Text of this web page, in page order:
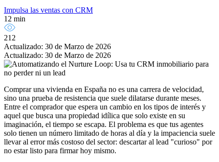
Impulsa las ventas con CRM
12 min
212
Actualizado: 30 de Marzo de 2026
Actualizado: 30 de Marzo de 2026
Comprar una vivienda en España no es una carrera de velocidad,
sino una prueba de resistencia que suele dilatarse durante meses.
Entre el comprador que espera un cambio en los tipos de interés y
aquel que busca una propiedad idílica que solo existe en su
imaginación, el tiempo se escapa. El problema es que tus agentes
solo tienen un número limitado de horas al día y la impaciencia suele
llevar al error más costoso del sector: descartar al lead "curioso" por
no estar listo para firmar hoy mismo.